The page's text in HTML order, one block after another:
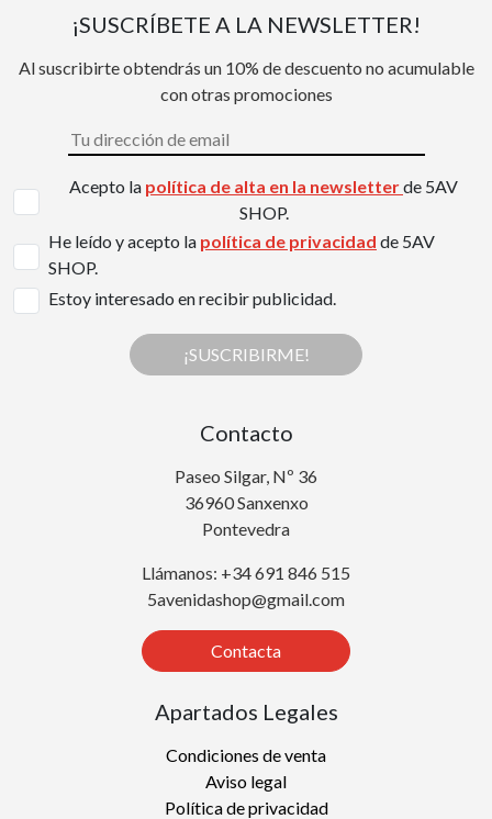
¡SUSCRÍBETE A LA NEWSLETTER!
Al suscribirte obtendrás un 10% de descuento no acumulable
con otras promociones
Acepto la política de alta en la newsletterde 5AV
SHOP.
He leído y acepto la política de privacidad de 5AV
SHOP.
Estoy interesado en recibir publicidad.
¡SUSCRIBIRME!
Contacto
Paseo Silgar, Nº 36
36960 Sanxenxo
Pontevedra
Llámanos: +34 691 846 515
5avenidashop@gmail.com
Contacta
Apartados Legales
Condiciones de venta
Aviso legal
Política de privacidad